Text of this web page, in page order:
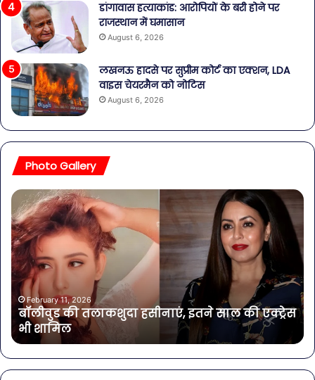
डांगावास हत्याकांड: आरोपियों के बरी होने पर
राजस्थान में घमासान
August 6, 2026
लखनऊ हादसे पर सुप्रीम कोर्ट का एक्शन, LDA
वाइस चेयरमैन को नोटिस
August 6, 2026
Photo Gallery
बॉलीवुड
की
तलाकशुदा
हसीनाएं,
इतने
साल
की
एक्ट्रेस
शामिल
February 11, 2026
बॉलीवुड की तलाकशुदा हसीनाएं, इतने साल की एक्ट्रेस
भी शामिल
की
पर